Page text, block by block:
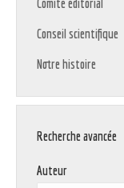
Comité éditorial
Conseil scientifique
Notre histoire
Recherche avancée
Auteur